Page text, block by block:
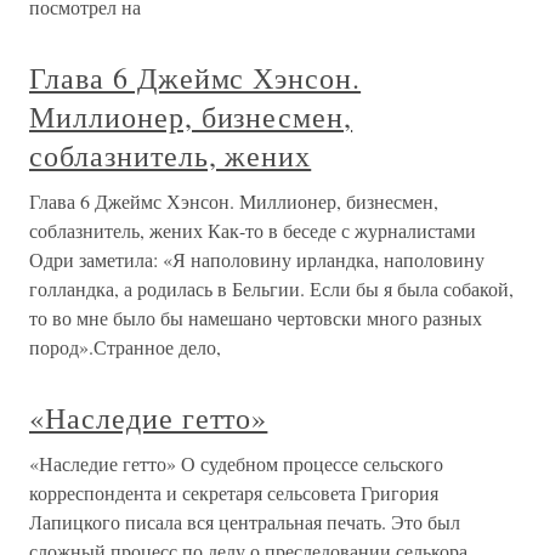
посмотрел на
Глава 6 Джеймс Хэнсон.
Миллионер, бизнесмен,
соблазнитель, жених
Глава 6 Джеймс Хэнсон. Миллионер, бизнесмен,
соблазнитель, жених Как-то в беседе с журналистами
Одри заметила: «Я наполовину ирландка, наполовину
голландка, а родилась в Бельгии. Если бы я была собакой,
то во мне было бы намешано чертовски много разных
пород».Странное дело,
«Наследие гетто»
«Наследие гетто» О судебном процессе сельского
корреспондента и секретаря сельсовета Григория
Лапицкого писала вся центральная печать. Это был